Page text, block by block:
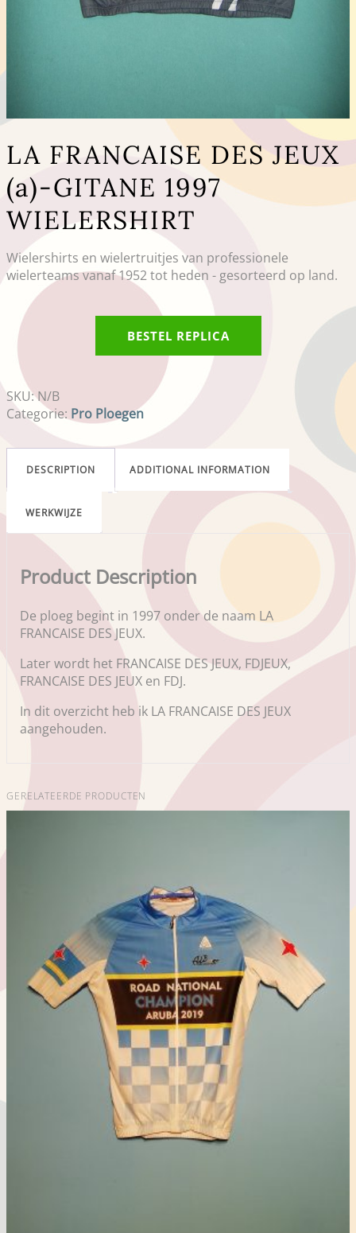
LA FRANCAISE DES JEUX
(a)-GITANE 1997
WIELERSHIRT
Wielershirts en wielertruitjes van professionele
wielerteams vanaf 1952 tot heden - gesorteerd op land.
BESTEL REPLICA
SKU:N/B
Categorie: Pro Ploegen
DESCRIPTION ADDITIONAL INFORMATION
WERKWIJZE
Product Description
De ploeg begint in 1997 onder de naam LA
FRANCAISE DES JEUX.
Later wordt het FRANCAISE DES JEUX, FDJEUX,
FRANCAISE DES JEUX en FDJ.
In dit overzicht heb ik LA FRANCAISE DES JEUX
aangehouden.
GERELATEERDE PRODUCTEN